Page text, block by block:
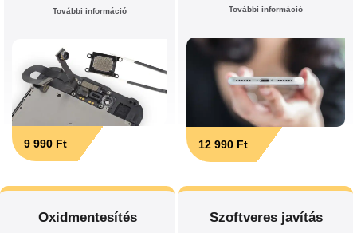
További információ
9 990 Ft
További információ
12 990 Ft
Oxidmentesítés Szoftveres javítás